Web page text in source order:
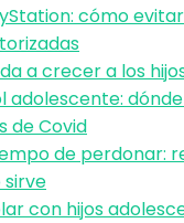
cómo
a crecer a los
adolescente:
de Covid
de perdonar:
sirve
con hijos